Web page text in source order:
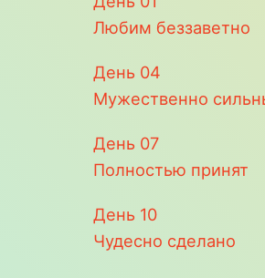
Любим беззаветно
День 04
Мужественно
День 07
Полностью принят
День 10
Чудесно сделано